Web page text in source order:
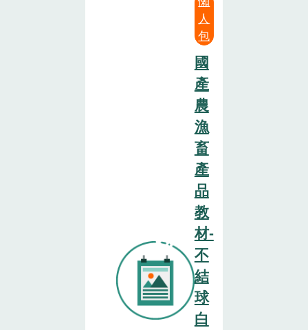
人
包
國
產
農
漁
畜
產
品
教
材-
不
結
球
白